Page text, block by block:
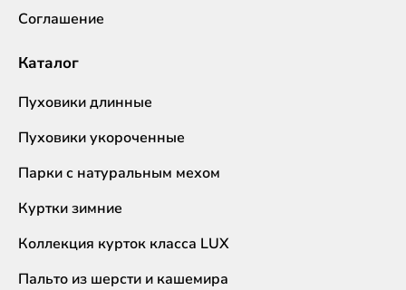
Соглашение
Каталог
Пуховики длинные
Пуховики укороченные
Парки с натуральным мехом
Куртки зимние
Коллекция курток класса LUX
Пальто из шерсти и кашемира